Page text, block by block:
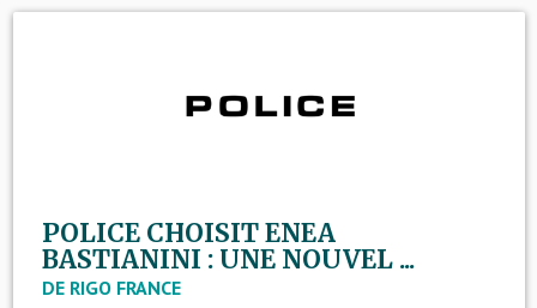
POLICE CHOISIT ENEA
BASTIANINI : UNE NOUVEL ...
DE RIGO FRANCE